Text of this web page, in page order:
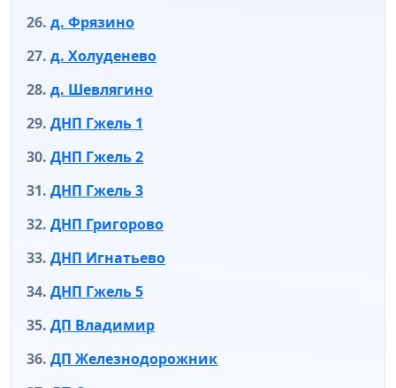
д. Фрязино
д. Холуденево
д. Шевлягино
ДНП Гжель 1
ДНП Гжель 2
ДНП Гжель 3
ДНП Григорово
ДНП Игнатьево
ДНП Гжель 5
ДП Владимир
ДП Железнодорожник